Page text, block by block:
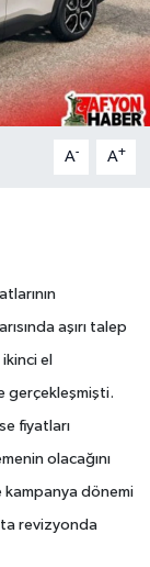
A- A+
aşırı talep
el
gerçekleşmişti.
fiyatları
olacağını
kampanya dönemi
revizyonda